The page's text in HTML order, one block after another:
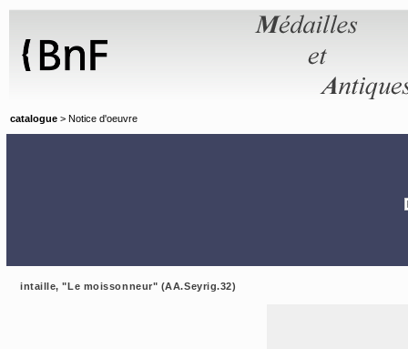
catalogue > Notice d'oeuvre
intaille, "Le moissonneur" (AA.Seyrig.32)